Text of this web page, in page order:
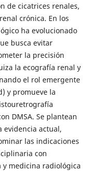
de cicatrices renales,
crónica. En los
ha evolucionado
busca evitar
la precisión
la ecografía renal y
el rol emergente
y promueve la
DMSA. Se plantean
evidencia actual,
las indicaciones
con
medicina radiológica